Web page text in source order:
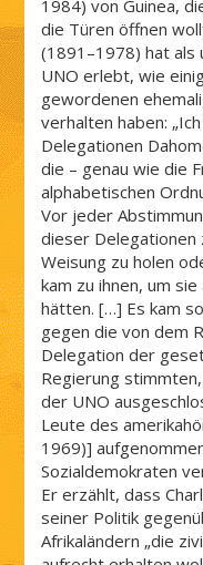
1984) von Guinea,
die Türen öffnen
(1891–1978) hat als
UNO erlebt, wie
gewordenen
verhalten haben:
Delegationen
die – genau wie die
alphabetischen
Vor jeder
dieser Delegationen
Weisung zu holen
kam zu ihnen, um
hätten. […] Es kam
gegen die von dem
Delegation der
Regierung
der UNO
Leute des
1969)]
Sozialdemokraten
Er erzählt, dass
seiner Politik
Afrikaländern „die